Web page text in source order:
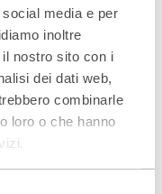
media e per
inoltre
nostro sito con i
dei dati web,
combinarle
loro o che hanno
e microfono
di Danilo Dolci,
di relazioni. Un
alla presa di parola e,